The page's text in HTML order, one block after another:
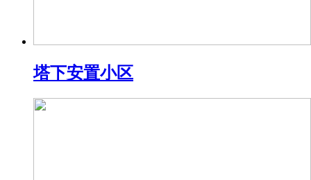
塔下安置小区